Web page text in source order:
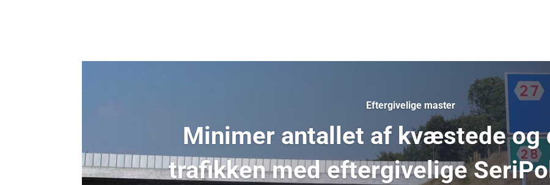
Eftergivelige master
Minimer antallet af kvæstede
trafikken med eftergivelige